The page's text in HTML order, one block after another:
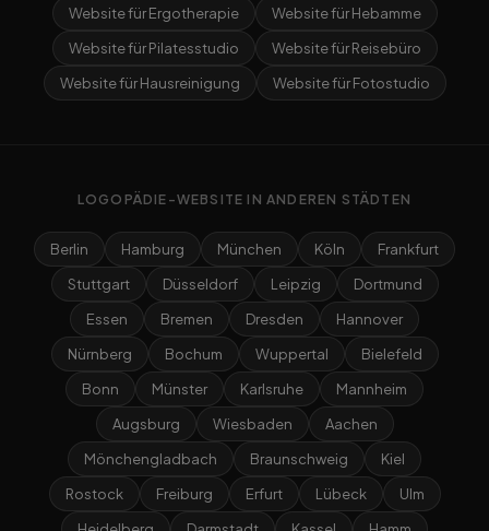
Website für Ergotherapie
Website für Hebamme
Website für Pilatesstudio
Website für Reisebüro
Website für Hausreinigung
Website für Fotostudio
LOGOPÄDIE-WEBSITE IN ANDEREN STÄDTEN
Berlin Hamburg München Köln
Frankfurt
Stuttgart
Düsseldorf Leipzig
Dortmund
Essen
Bremen Dresden
Hannover
Nürnberg
Bochum Wuppertal
Bielefeld
Bonn
Münster Karlsruhe
Mannheim
Augsburg
Wiesbaden
Aachen
Mönchengladbach
Braunschweig
Kiel
Rostock
Freiburg Erfurt Lübeck
Ulm